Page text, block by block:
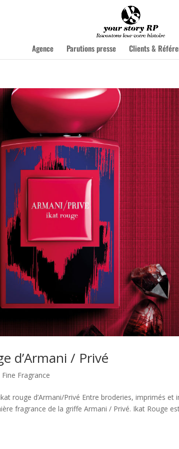
Agence Parutions presse Clients &
d’Armani / Privé
Fine Fragrance
ikat rouge d’Armani/Privé Entre broderies, imprimés
fragrance de la griffe Armani / Privé. Ikat Rouge